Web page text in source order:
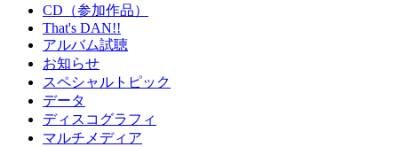
CD（参加作品）
That's DAN!!
アルバム試聴
お知らせ
スペシャルトピック
データ
ディスコグラフィ
マルチメディア